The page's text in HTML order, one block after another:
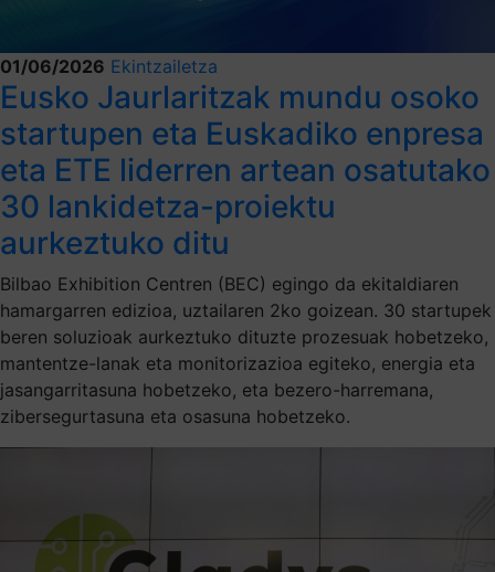
01/06/2026 Ekintzailetza
Eusko Jaurlaritzak mundu osoko
startupen eta Euskadiko enpresa
eta ETE liderren artean osatutako
30 lankidetza-proiektu
aurkeztuko ditu
Bilbao Exhibition Centren (BEC) egingo da ekitaldiaren
hamargarren edizioa, uztailaren 2ko goizean. 30 startupek
beren soluzioak aurkeztuko dituzte prozesuak hobetzeko,
mantentze-lanak eta monitorizazioa egiteko, energia eta
jasangarritasuna hobetzeko, eta bezero-harremana,
zibersegurtasuna eta osasuna hobetzeko.